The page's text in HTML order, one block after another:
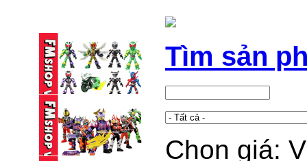
BLINDBOX BLOKEES
KAMEN RIDER ...
Tìm sản
Chọn giá: